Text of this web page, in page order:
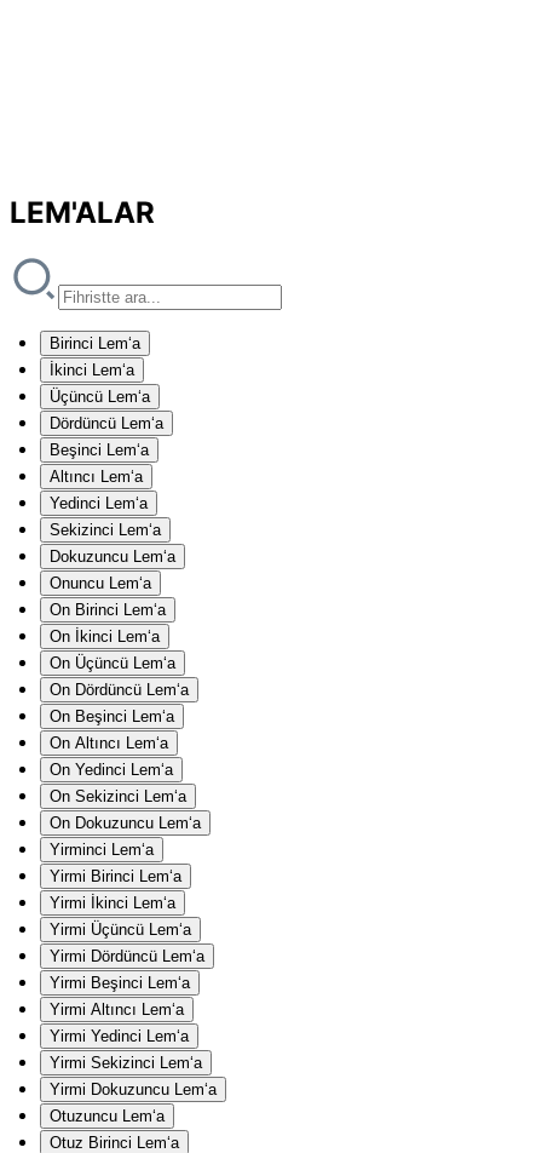
LEM'ALAR
Birinci Lem‘a
İkinci Lem‘a
Üçüncü Lem‘a
Dördüncü Lem‘a
Beşinci Lem‘a
Altıncı Lem‘a
Yedinci Lem‘a
Sekizinci Lem‘a
Dokuzuncu Lem‘a
Onuncu Lem‘a
On Birinci Lem‘a
On İkinci Lem‘a
On Üçüncü Lem‘a
On Dördüncü Lem‘a
On Beşinci Lem‘a
On Altıncı Lem‘a
On Yedinci Lem‘a
On Sekizinci Lem‘a
On Dokuzuncu Lem‘a
Yirminci Lem‘a
Yirmi Birinci Lem‘a
Yirmi İkinci Lem‘a
Yirmi Üçüncü Lem‘a
Yirmi Dördüncü Lem‘a
Yirmi Beşinci Lem‘a
Yirmi Altıncı Lem‘a
Yirmi Yedinci Lem‘a
Yirmi Sekizinci Lem‘a
Yirmi Dokuzuncu Lem‘a
Otuzuncu Lem‘a
Otuz Birinci Lem‘a